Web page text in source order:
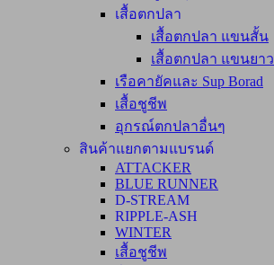
เสื้อตกปลา
เสื้อตกปลา แขนสั้น
เสื้อตกปลา แขนยาว
เรือคายัคและ Sup Borad
เสื้อชูชีพ
อุกรณ์ตกปลาอื่นๆ
สินค้าแยกตามแบรนด์
ATTACKER
BLUE RUNNER
D-STREAM
RIPPLE-ASH
WINTER
เสื้อชูชีพ